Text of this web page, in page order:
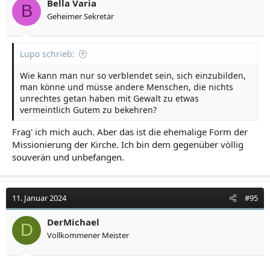
B Bella Varia
Geheimer Sekretär
Lupo schrieb:
Wie kann man nur so verblendet sein, sich einzubilden,
man könne und müsse andere Menschen, die nichts
unrechtes getan haben mit Gewalt zu etwas
vermeintlich Gutem zu bekehren?
Frag' ich mich auch. Aber das ist die ehemalige Form der
Missionierung der Kirche. Ich bin dem gegenüber völlig
souverän und unbefangen.
11. Januar 2024 #95
D DerMichael
Vollkommener Meister